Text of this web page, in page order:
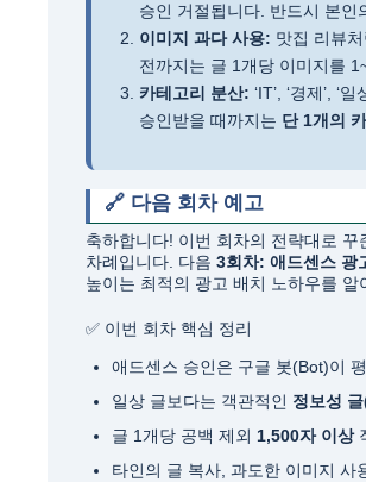
승인 거절됩니다. 반드시 본
이미지 과다 사용: 맛집 리뷰
전까지는 글 1개당 이미지를
카테고리 분산: ‘IT’, ‘경제’,
승인받을 때까지는 단 1개의
🔗 다음 회차 예고
축하합니다! 이번 회차의 전략대로
차례입니다. 다음 3회차: 애드센스 광
높이는 최적의 광고 배치 노하우를 알
✅ 이번 회차 핵심 정리
애드센스 승인은 구글 봇(Bot)이
일상 글보다는 객관적인 정보성
글 1개당 공백 제외 1,500자 이상
타인의 글 복사, 과도한 이미지 사